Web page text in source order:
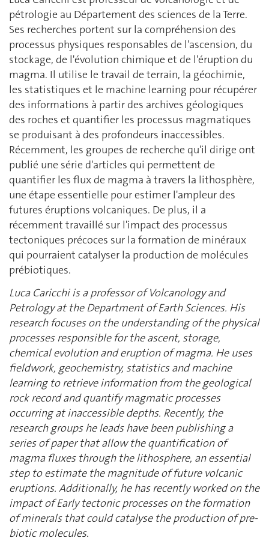
pétrologie au Département des sciences de la Terre.
Ses recherches portent sur la compréhension des
processus physiques responsables de l'ascension, du
stockage, de l'évolution chimique et de l'éruption du
magma. Il utilise le travail de terrain, la géochimie,
les statistiques et le machine learning pour récupérer
des informations à partir des archives géologiques
des roches et quantifier les processus magmatiques
se produisant à des profondeurs inaccessibles.
Récemment, les groupes de recherche qu'il dirige ont
publié une série d'articles qui permettent de
quantifier les flux de magma à travers la lithosphère,
une étape essentielle pour estimer l'ampleur des
futures éruptions volcaniques. De plus, il a
récemment travaillé sur l'impact des processus
tectoniques précoces sur la formation de minéraux
qui pourraient catalyser la production de molécules
prébiotiques.
Luca Caricchi is a professor of Volcanology and
Petrology at the Department of Earth Sciences. His
research focuses on the understanding of the physical
processes responsible for the ascent, storage,
chemical evolution and eruption of magma. He uses
fieldwork, geochemistry, statistics and machine
learning to retrieve information from the geological
rock record and quantify magmatic processes
occurring at inaccessible depths. Recently, the
research groups he leads have been publishing a
series of paper that allow the quantification of
magma fluxes through the lithosphere, an essential
step to estimate the magnitude of future volcanic
eruptions. Additionally, he has recently worked on the
impact of Early tectonic processes on the formation
of minerals that could catalyse the production of pre-
biotic molecules.